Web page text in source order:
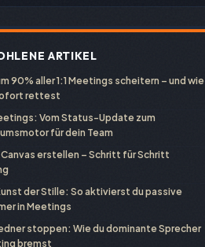
ARTIKEL
90% aller 1:1 Meetings scheitern – und wie
rettest
Vom Status-Update zum
für dein Team
Canvas erstellen – Schritt für Schritt
der Stille: So aktivierst du passive
in Meetings
stoppen: Wie du dominante Sprecher
bremst